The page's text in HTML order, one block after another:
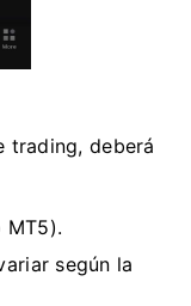
trading, deberá
MT5).
según la